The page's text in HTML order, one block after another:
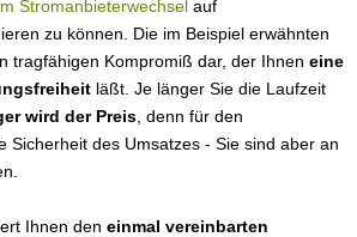
Stromanbieterwechsel auf
zu können. Die im Beispiel erwähnten
tragfähigen Kompromiß dar, der Ihnen eine
läßt. Je länger Sie die Laufzeit
wird der Preis , denn für den
Sicherheit des Umsatzes - Sie sind aber an
Ihnen den einmal vereinbarten